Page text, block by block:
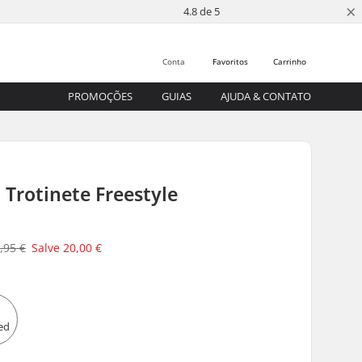
4.8 de 5 ×
Carrinho
Favoritos
Conta
PROMOÇÕES GUIAS AJUDA & CONTATO
Trotinete Freestyle
€ Salve20,00 €